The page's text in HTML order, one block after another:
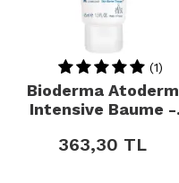
(1)
Bioderma Atoderm
Intensive Baume -
Nemlendirici 45ml
363,30 TL